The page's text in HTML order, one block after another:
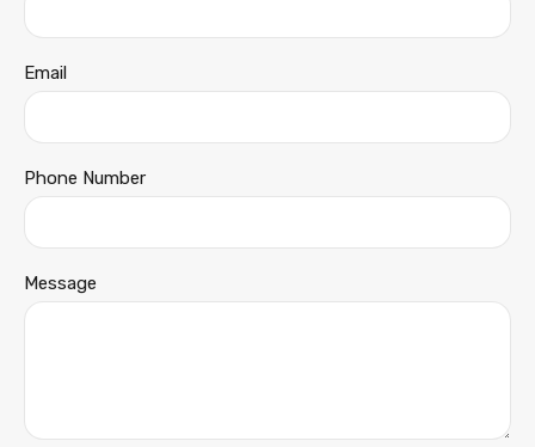
Email
Phone Number
Message